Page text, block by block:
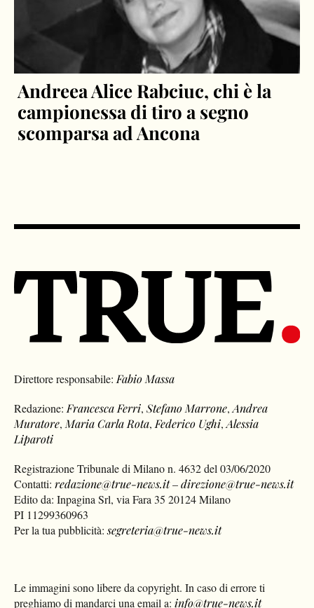
Andreea Alice Rabciuc, chi è la
campionessa di tiro a segno
scomparsa ad Ancona
Direttore responsabile: Fabio Massa
Redazione: Francesca Ferri,Stefano Marrone,Andrea
Muratore, Maria Carla Rota, Federico Ughi,Alessia
Liparoti
Registrazione Tribunale di Milano n. 4632 del 03/06/2020
Contatti:redazione@true-news.it–direzione@true-news.it
Edito da: Inpagina Srl, via Fara 35 20124 Milano
PI 11299360963
Per la tua pubblicità:segreteria@true-news.it
Le immagini sono libere da copyright. In caso di errore ti
preghiamo di mandarci una email a: info@true-news.it